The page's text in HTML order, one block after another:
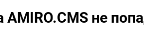
не